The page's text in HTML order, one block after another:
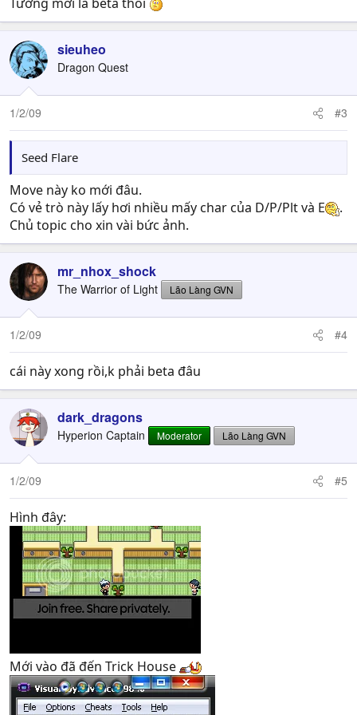
sieuheo
Dragon Quest
1/2/09 #3
Seed Flare
Move này ko mới đâu.
Có vẻ trò này lấy hơi nhiều mấy char của D/P/Plt và E
.
Chủ topic cho xin vài bức ảnh.
mr_nhox_shock
The Warrior of Light Lão Làng GVN
1/2/09 #4
cái này xong rồi,k phải beta đâu
dark_dragons
Hyperion Captain Moderator Lão Làng GVN
1/2/09 #5
Hình đây:
Mới vào đã đến Trick House